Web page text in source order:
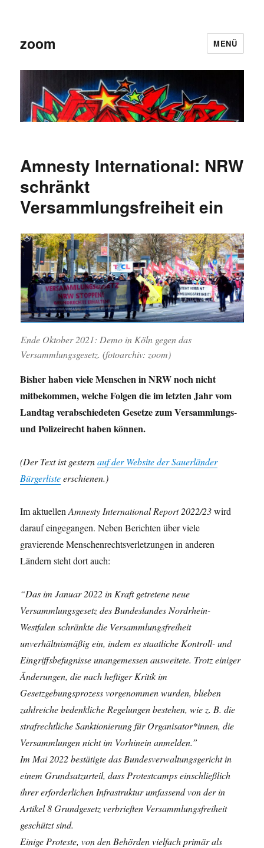
zoom MENÜ
Amnesty International: NRW
schränkt
Versammlungsfreiheit ein
Ende Oktober 2021: Demo in Köln gegen das
Versammlungsgesetz. (fotoarchiv: zoom)
Bisher haben viele Menschen in NRW noch nicht
mitbekommen, welche Folgen die im letzten Jahr vom
Landtag verabschiedeten Gesetze zum Versammlungs-
und Polizeirecht haben können.
(Der Text ist gesternauf der Website der Sauerländer
Bürgerlisteerschienen.)
Im aktuellenAmnesty International Report 2022/23wird
darauf eingegangen. Neben Berichten über viele
gravierende Menschenrechtsverletzungen in anderen
Ländern steht dort auch:
“Das im Januar 2022 in Kraft getretene neue
Versammlungsgesetz des Bundeslandes Nordrhein-
Westfalen schränkte die Versammlungsfreiheit
unverhältnismäßig ein, indem es staatliche Kontroll- und
Eingriffsbefugnisse unangemessen ausweitete. Trotz einiger
Änderungen, die nach heftiger Kritik im
Gesetzgebungsprozess vorgenommen wurden, blieben
zahlreiche bedenkliche Regelungen bestehen, wie z. B. die
strafrechtliche Sanktionierung für Organisator*innen, die
Versammlungen nicht im Vorhinein anmelden.”
Im Mai 2022 bestätigte das Bundesverwaltungsgericht in
einem Grundsatzurteil, dass Protestcamps einschließlich
ihrer erforderlichen Infrastruktur umfassend von der in
Artikel 8 Grundgesetz verbrieften Versammlungsfreiheit
geschützt sind.
Einige Proteste, von den Behörden vielfach primär als